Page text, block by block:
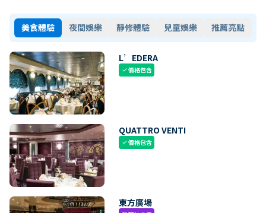
美食體驗 夜間娛樂 靜修體驗 兒童娛樂 推薦亮點
L’EDERA
check價格包含
QUATTRO VENTI
check價格包含
東方廣場